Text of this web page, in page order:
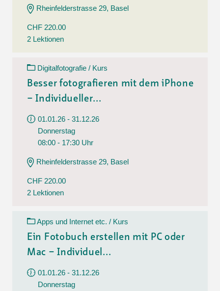
Rheinfelderstrasse 29, Basel
CHF 220.00
2 Lektionen
Digitalfotografie / Kurs
Besser fotografieren mit dem iPhone
– Individueller...
01.01.26 - 31.12.26
Donnerstag
08:00 - 17:30 Uhr
Rheinfelderstrasse 29, Basel
CHF 220.00
2 Lektionen
Apps und Internet etc. / Kurs
Ein Fotobuch erstellen mit PC oder
Mac – Individuel...
01.01.26 - 31.12.26
Donnerstag